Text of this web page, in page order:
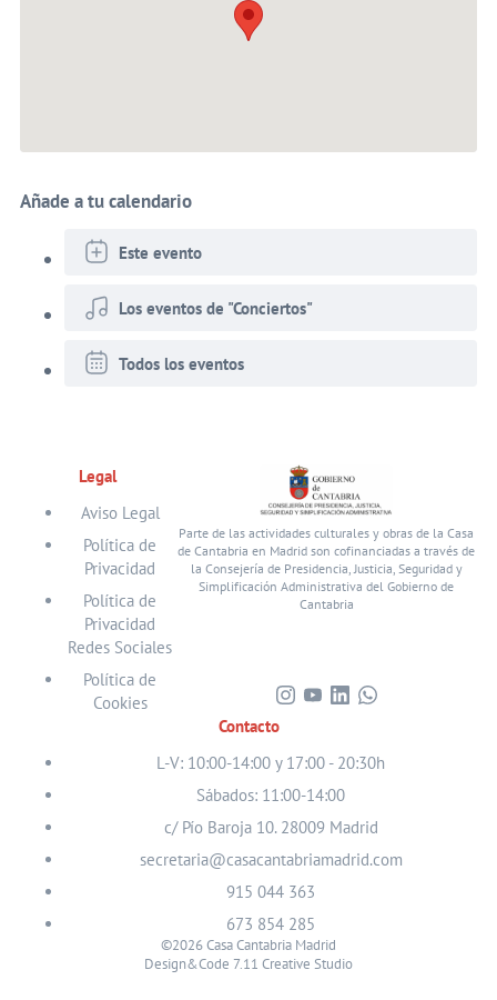
Añade a tu calendario
Este evento
Los eventos de "Conciertos"
Todos los eventos
Legal
Aviso Legal
Política de
Privacidad
Política de
Privacidad
Redes Sociales
Política de
Cookies
Parte de las actividades culturales y obras de la Casa
de Cantabria en Madrid son cofinanciadas a través de
la Consejería de Presidencia, Justicia, Seguridad y
Simplificación Administrativa del Gobierno de
Cantabria
Visita
perfil
en
Instagram
Visita
perfil
en
Youtube
Visita
perfil
en
Linkedin
Visita
perfil
WhatsApp
Contacto
L-V: 10:00-14:00 y 17:00 - 20:30h
Sábados: 11:00-14:00
c/ Pío Baroja 10. 28009 Madrid
secretaria@casacantabriamadrid.com
915 044 363
673 854 285
©2026 Casa Cantabria Madrid
Design&Code 7.11 Creative Studio